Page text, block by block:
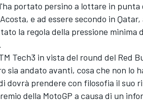
portato persino a lottare in punta
, e ad essere secondo in
la regola della pressione minima
Tech3 in vista del round del Red
sia andato avanti, cosa che non lo
dovrà prendere con filosofia il suo
della MotoGP a causa di un